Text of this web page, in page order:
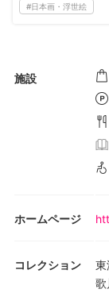
#日本画・浮世絵
施設
ホームページ
コレクション
東
歌